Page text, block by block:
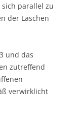
parallel zu
der Laschen
und das
zutreffend
verwirklicht